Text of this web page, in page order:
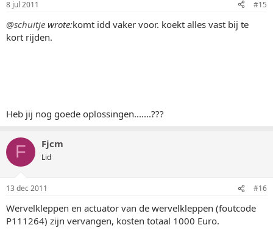
8 jul 2011 #15
@schuitje wrote:komt idd vaker voor. koekt alles vast bij te
kort rijden.
Heb jij nog goede oplossingen.......???
F Fjcm
Lid
13 dec 2011 #16
Wervelkleppen en actuator van de wervelkleppen (foutcode
P111264) zijn vervangen, kosten totaal 1000 Euro.